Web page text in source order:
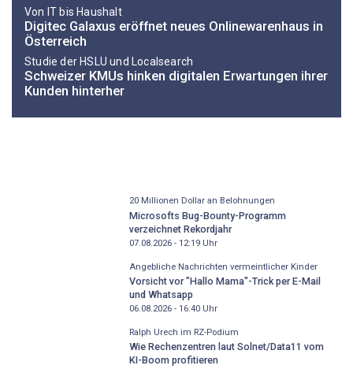
Von IT bis Haushalt
Digitec Galaxus eröffnet neues Onlinewarenhaus in
Österreich
Studie der HSLU und Localsearch
Schweizer KMUs hinken digitalen Erwartungen ihrer
Kunden hinterher
20 Millionen Dollar an Belohnungen
Microsofts Bug-Bounty-Programm
verzeichnet Rekordjahr
07.08.2026 - 12:19Uhr
Angebliche Nachrichten vermeintlicher Kinder
Vorsicht vor "Hallo Mama"-Trick per E-Mail
und Whatsapp
06.08.2026 - 16:40Uhr
Ralph Urech im RZ-Podium
Wie Rechenzentren laut Solnet/Data11 vom
KI-Boom profitieren